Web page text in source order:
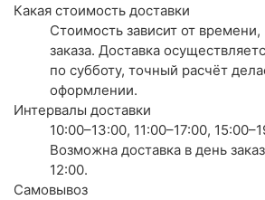
Какая стоимость доставки
Стоимость зависит от времени,
заказа. Доставка
по субботу, точный расчёт
оформлении.
Интервалы доставки
10:00–13:00, 11:00–17:00,
Возможна доставка в день
12:00.
Самовывоз